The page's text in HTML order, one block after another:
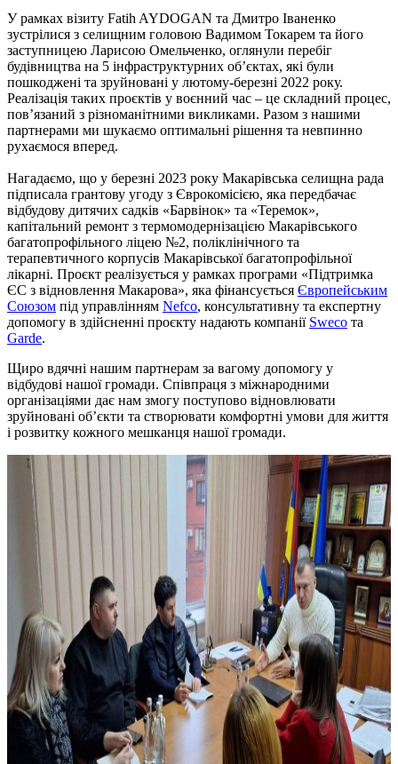
У рамках візиту Fatih AYDOGAN та Дмитро Іваненко
зустрілися з селищним головою Вадимом Токарем та його
заступницею Ларисою Омельченко, оглянули перебіг
будівництва на 5 інфраструктурних об’єктах, які були
пошкоджені та зруйновані у лютому-березні 2022 року.
Реалізація таких проєктів у воєнний час – це складний процес,
пов’язаний з різноманітними викликами. Разом з нашими
партнерами ми шукаємо оптимальні рішення та невпинно
рухаємося вперед.
Нагадаємо, що у березні 2023 року Макарівська селищна рада
підписала грантову угоду з Єврокомісією, яка передбачає
відбудову дитячих садків «Барвінок» та «Теремок»,
капітальний ремонт з термомодернізацією Макарівського
багатопрофільного ліцею №2, поліклінічного та
терапевтичного корпусів Макарівської багатопрофільної
лікарні. Проєкт реалізується у рамках програми «Підтримка
ЄС з відновлення Макарова», яка фінансується Європейським
Союзом під управлінням Nefco, консультативну та експертну
допомогу в здійсненні проєкту надають компанії Sweco та
Garde.
Щиро вдячні нашим партнерам за вагому допомогу у
відбудові нашої громади. Співпраця з міжнародними
організаціями дає нам змогу поступово відновлювати
зруйновані об’єкти та створювати комфортні умови для життя
і розвитку кожного мешканця нашої громади.